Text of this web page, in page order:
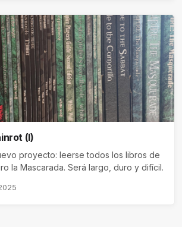
(I)
proyecto: leerse todos los libros de
la Mascarada. Será largo, duro y difícil.